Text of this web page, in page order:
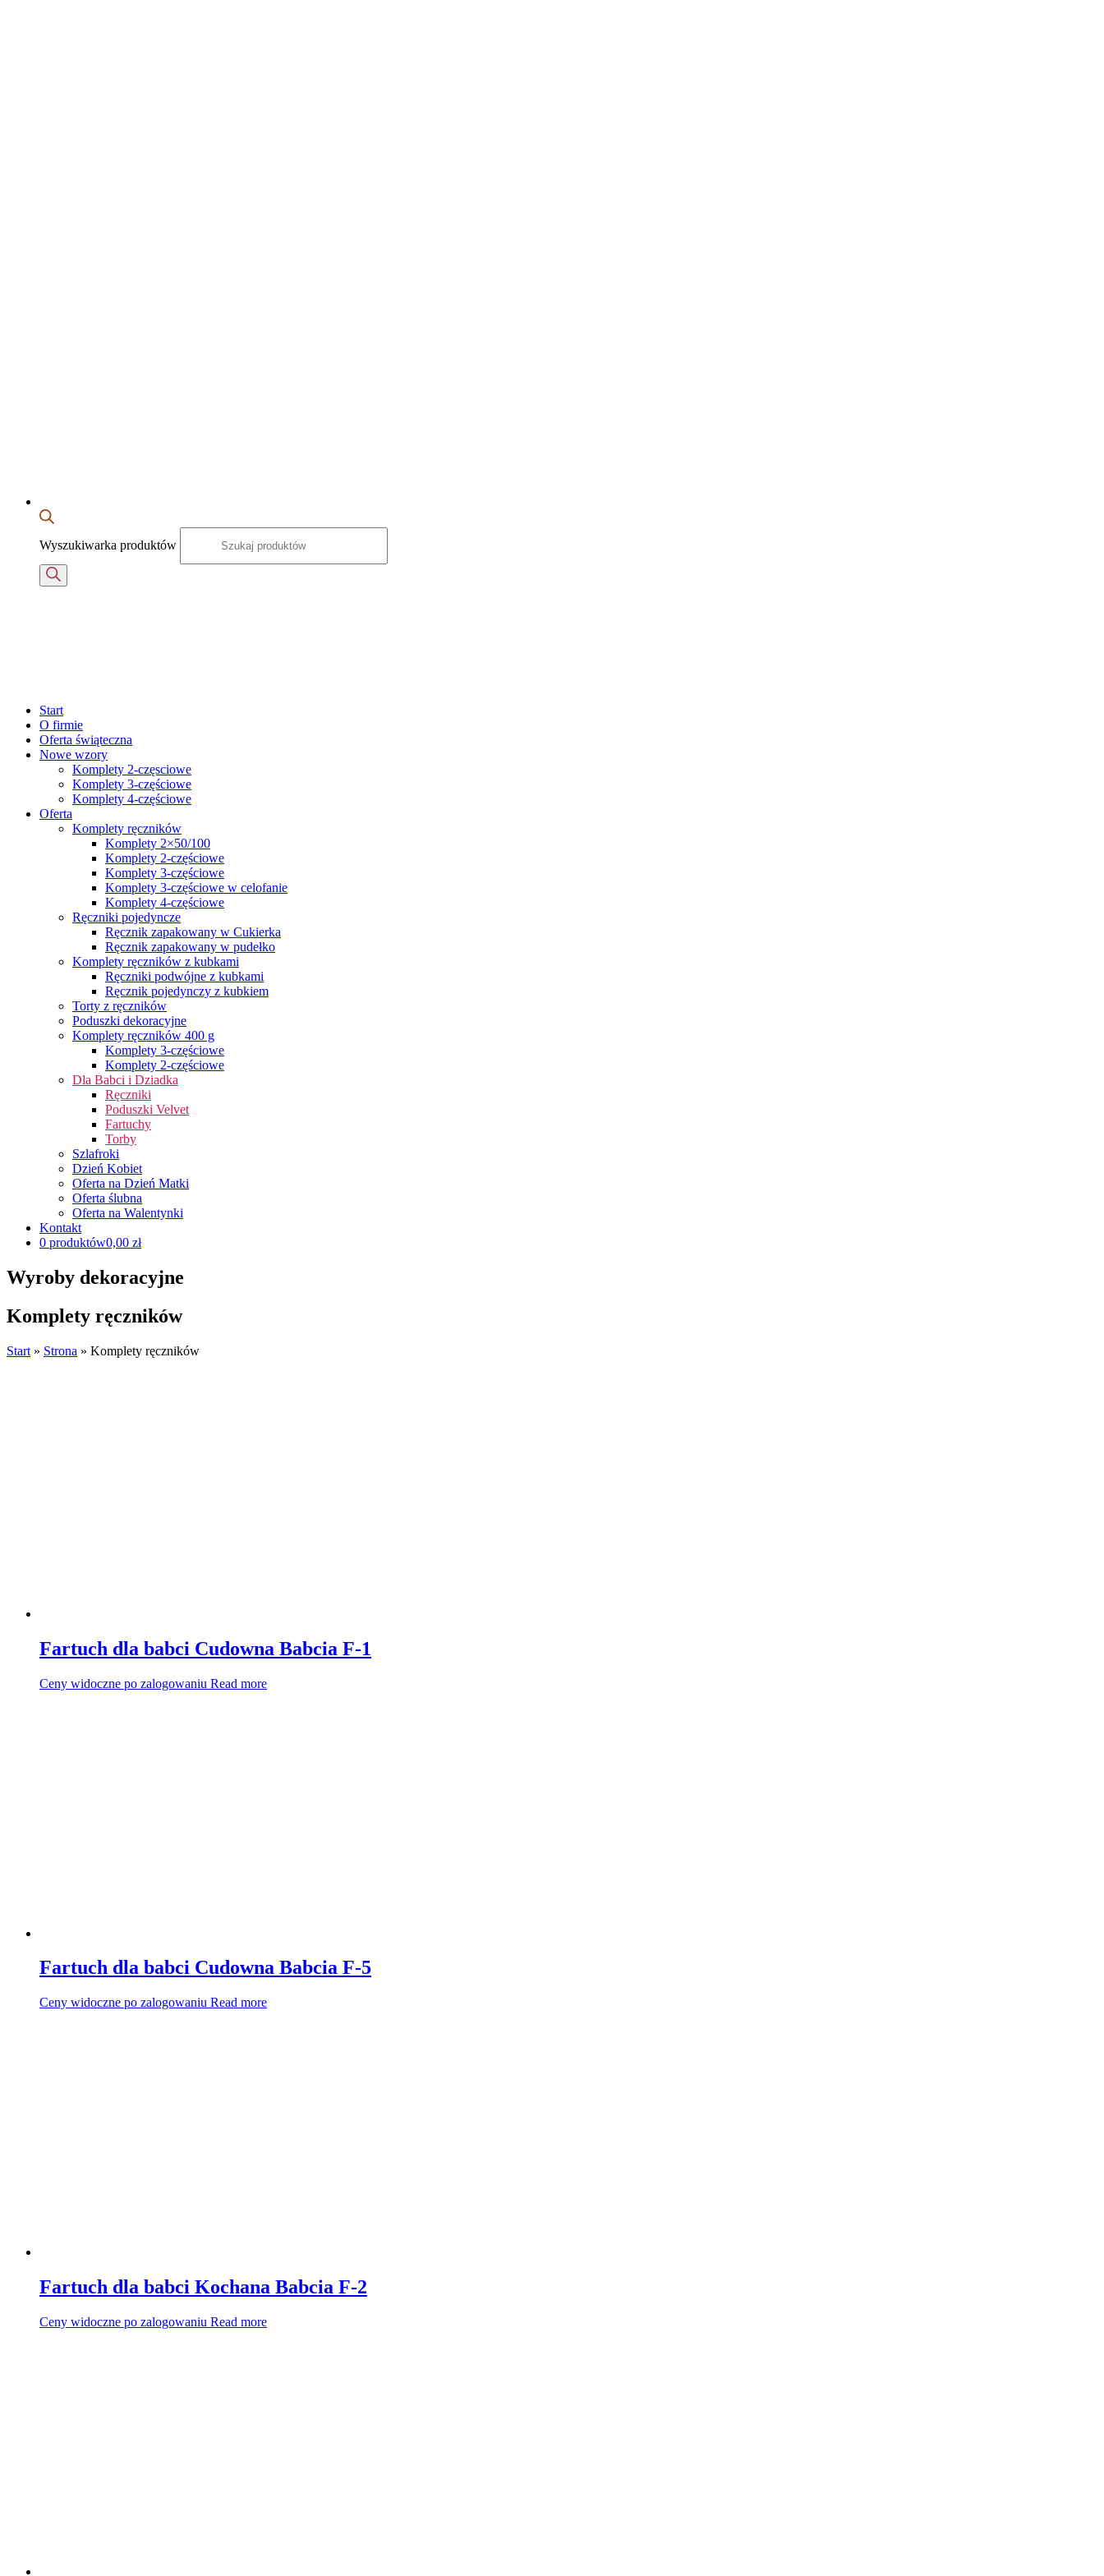
Wyszukiwarka produktów
Start
O firmie
Oferta świąteczna
Nowe wzory
Komplety 2-częsciowe
Komplety 3-częściowe
Komplety 4-częściowe
Oferta
Komplety ręczników
Komplety 2×50/100
Komplety 2-częściowe
Komplety 3-częściowe
Komplety 3-częściowe w celofanie
Komplety 4-częściowe
Ręczniki pojedyncze
Ręcznik zapakowany w Cukierka
Ręcznik zapakowany w pudełko
Komplety ręczników z kubkami
Ręczniki podwójne z kubkami
Ręcznik pojedynczy z kubkiem
Torty z ręczników
Poduszki dekoracyjne
Komplety ręczników 400 g
Komplety 3-częściowe
Komplety 2-częściowe
Dla Babci i Dziadka
Ręczniki
Poduszki Velvet
Fartuchy
Torby
Szlafroki
Dzień Kobiet
Oferta na Dzień Matki
Oferta ślubna
Oferta na Walentynki
Kontakt
0 produktów0,00 zł
Wyroby dekoracyjne
Komplety ręczników
Start » Strona » Komplety ręczników
Fartuch dla babci Cudowna Babcia F-1
Ceny widoczne po zalogowaniu Read more
Fartuch dla babci Cudowna Babcia F-5
Ceny widoczne po zalogowaniu Read more
Fartuch dla babci Kochana Babcia F-2
Ceny widoczne po zalogowaniu Read more